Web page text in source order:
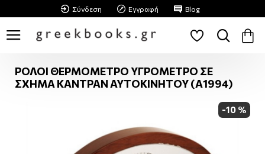
Σύνδεση Εγγραφή Blog
ΡΟΛΟΙ ΘΕΡΜΟΜΕΤΡΟ ΥΓΡΟΜΕΤΡΟ ΣΕ
ΣΧΗΜΑ ΚΑΝΤΡΑΝ ΑΥΤΟΚΙΝΗΤΟΥ (Α1994)
-10 %